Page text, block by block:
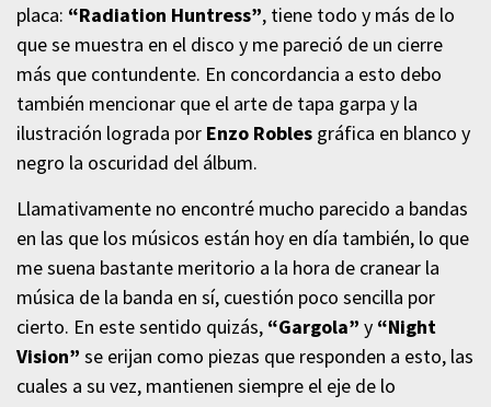
placa: “Radiation Huntress”, tiene todo y más de lo
que se muestra en el disco y me pareció de un cierre
más que contundente. En concordancia a esto debo
también mencionar que el arte de tapa garpa y la
ilustración lograda por Enzo Robles gráfica en blanco y
negro la oscuridad del álbum.
Llamativamente no encontré mucho parecido a bandas
en las que los músicos están hoy en día también, lo que
me suena bastante meritorio a la hora de cranear la
música de la banda en sí, cuestión poco sencilla por
cierto. En este sentido quizás, “Gargola” y “Night
Vision” se erijan como piezas que responden a esto, las
cuales a su vez, mantienen siempre el eje de lo